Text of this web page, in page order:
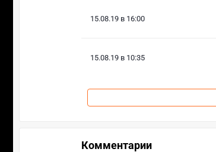
15.08.19 в 16:00
15.08.19 в 10:35
Комментарии